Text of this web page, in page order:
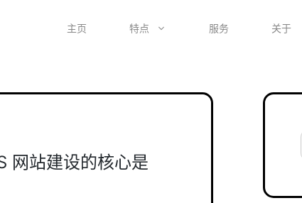
主页 特点 服务 关于
网站建设的核心是